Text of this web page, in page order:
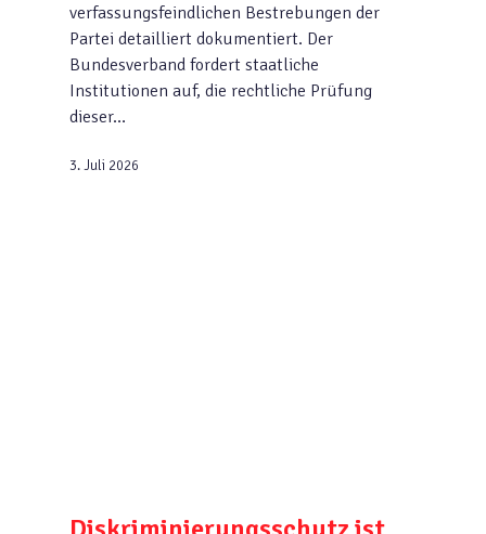
verfassungsfeindlichen Bestrebungen der
Partei detailliert dokumentiert. Der
Bundesverband fordert staatliche
Institutionen auf, die rechtliche Prüfung
dieser…
3. Juli 2026